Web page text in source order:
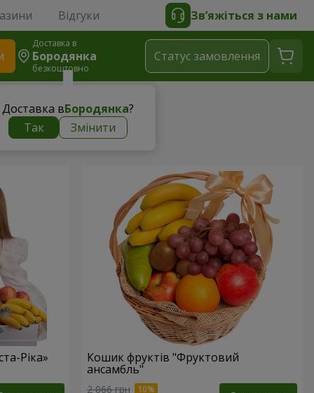
Відгуки Зв’яжіться з нами
Доставка в
Бородянка
безкоштовно
Доставка вБородянка?
Так
Змінити
Статус замовлення
Ріка» Кошик фруктів "Фруктовий
ансамбль"
2 066 грн